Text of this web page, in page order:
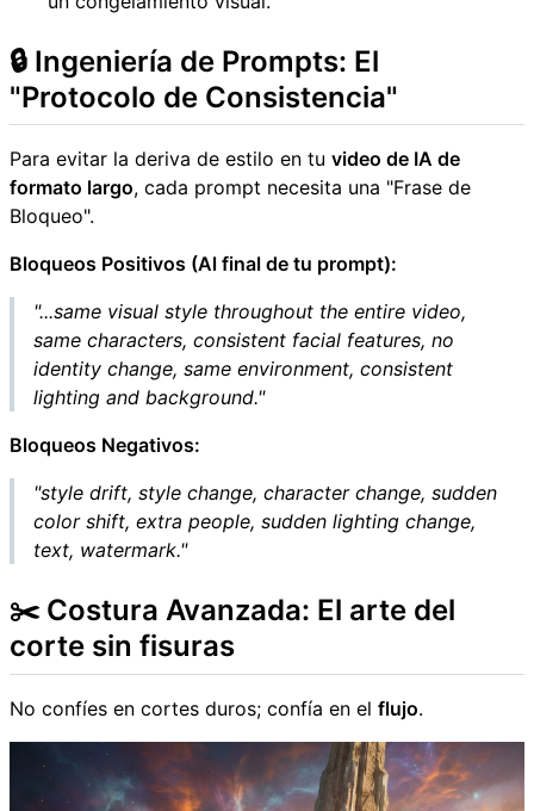
🔒 Ingeniería de Prompts: El
"Protocolo de Consistencia"
Para evitar la deriva de estilo en tu video de IA de
formato largo, cada prompt necesita una "Frase de
Bloqueo".
Bloqueos Positivos (Al final de tu prompt):
"...same visual style throughout the entire video,
same characters, consistent facial features, no
identity change, same environment, consistent
lighting and background."
Bloqueos Negativos:
"style drift, style change, character change, sudden
color shift, extra people, sudden lighting change,
text, watermark."
✂️ Costura Avanzada: El arte del
corte sin fisuras
No confíes en cortes duros; confía en el flujo.